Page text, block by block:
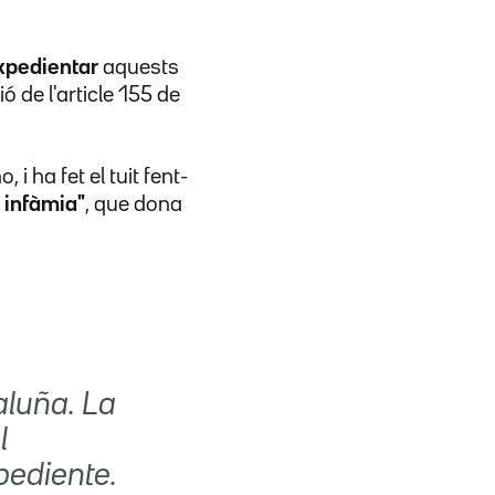
aquests
de l'article 155 de
i ha fet el tuit fent-
infàmia", que dona
La